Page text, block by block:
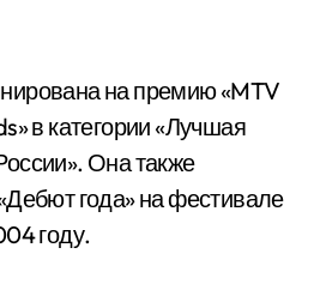
на премию «MTV
в категории «Лучшая
Она также
года» на фестивале
году.